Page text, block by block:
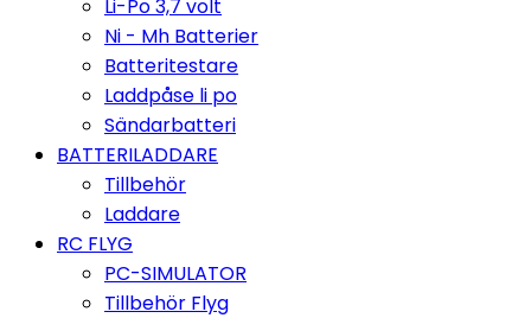
Li-Po 3,7 volt
Ni - Mh Batterier
Batteritestare
Laddpåse li po
Sändarbatteri
BATTERILADDARE
Tillbehör
Laddare
RC FLYG
PC-SIMULATOR
Tillbehör Flyg